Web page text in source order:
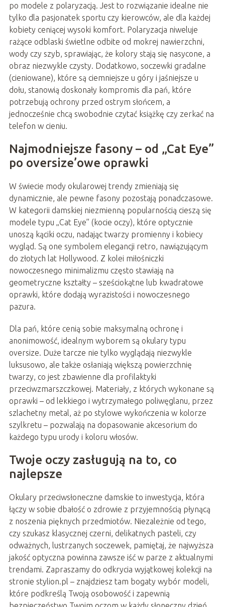
po modele z polaryzacją. Jest to rozwiązanie idealne nie
tylko dla pasjonatek sportu czy kierowców, ale dla każdej
kobiety ceniącej wysoki komfort. Polaryzacja niweluje
rażące odblaski świetlne odbite od mokrej nawierzchni,
wody czy szyb, sprawiając, że kolory stają się nasycone, a
obraz niezwykle czysty. Dodatkowo, soczewki gradalne
(cieniowane), które są ciemniejsze u góry i jaśniejsze u
dołu, stanowią doskonały kompromis dla pań, które
potrzebują ochrony przed ostrym słońcem, a
jednocześnie chcą swobodnie czytać książkę czy zerkać na
telefon w cieniu.
Najmodniejsze fasony – od „Cat Eye”
po oversize’owe oprawki
W świecie mody okularowej trendy zmieniają się
dynamicznie, ale pewne fasony pozostają ponadczasowe.
W kategorii damskiej niezmienną popularnością cieszą się
modele typu „Cat Eye” (kocie oczy), które optycznie
unoszą kąciki oczu, nadając twarzy promienny i kobiecy
wygląd. Są one symbolem elegancji retro, nawiązującym
do złotych lat Hollywood. Z kolei miłośniczki
nowoczesnego minimalizmu często stawiają na
geometryczne kształty – sześciokątne lub kwadratowe
oprawki, które dodają wyrazistości i nowoczesnego
pazura.
Dla pań, które cenią sobie maksymalną ochronę i
anonimowość, idealnym wyborem są okulary typu
oversize. Duże tarcze nie tylko wyglądają niezwykle
luksusowo, ale także osłaniają większą powierzchnię
twarzy, co jest zbawienne dla profilaktyki
przeciwzmarszczkowej. Materiały, z których wykonane są
oprawki – od lekkiego i wytrzymałego poliwęglanu, przez
szlachetny metal, aż po stylowe wykończenia w kolorze
szylkretu – pozwalają na dopasowanie akcesorium do
każdego typu urody i koloru włosów.
Twoje oczy zasługują na to, co
najlepsze
Okulary przeciwsłoneczne damskie to inwestycja, która
łączy w sobie dbałość o zdrowie z przyjemnością płynącą
z noszenia pięknych przedmiotów. Niezależnie od tego,
czy szukasz klasycznej czerni, delikatnych pasteli, czy
odważnych, lustrzanych soczewek, pamiętaj, że najwyższa
jakość optyczna powinna zawsze iść w parze z aktualnymi
trendami. Zapraszamy do odkrycia wyjątkowej kolekcji na
stronie stylion.pl – znajdziesz tam bogaty wybór modeli,
które podkreślą Twoją osobowość i zapewnią